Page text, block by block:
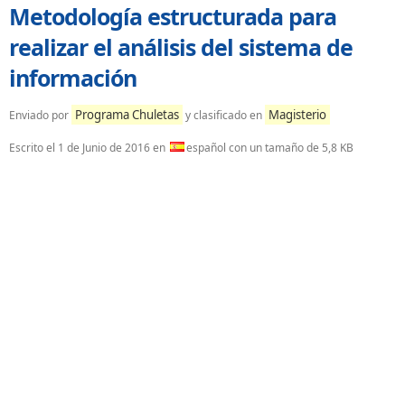
Metodología estructurada para
realizar el análisis del sistema de
información
Enviado por Programa Chuletas y clasificado en Magisterio
Escrito el 1 de Junio de 2016en español con un tamaño de 5,8 KB